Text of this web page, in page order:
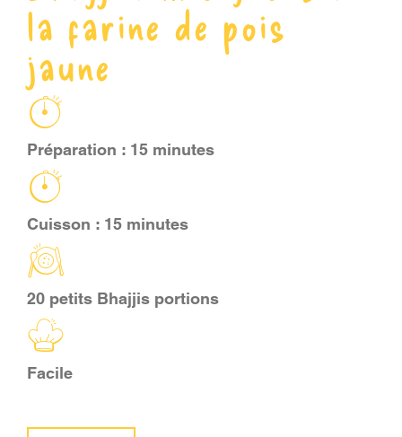
PANIER
la farine de pois
jaune
Préparation : 15 minutes
Cuisson : 15 minutes
20 petits Bhajjis portions
Facile